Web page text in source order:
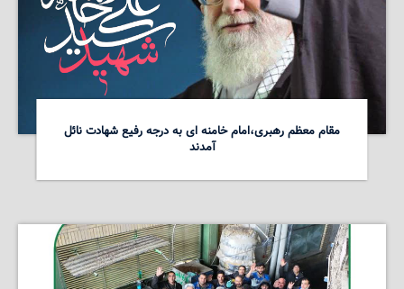
مقام معظم رهبری،امام خامنه ای به درجه رفیع شهادت نائل
آمدند